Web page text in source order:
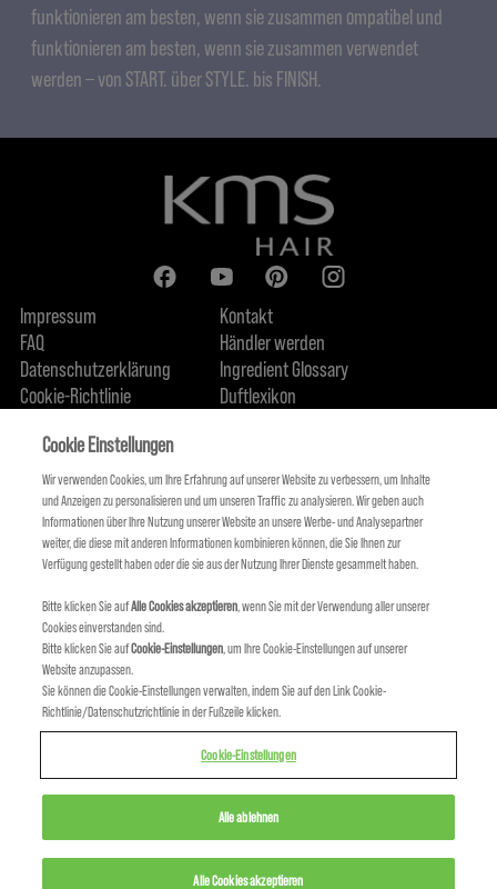
funktionieren am besten, wenn sie zusammen ompatibel und
funktionieren am besten, wenn sie zusammen verwendet
werden ‒ von START. über STYLE. bis FINISH.
Impressum
FAQ
Datenschutzerklärung
Cookie-Richtlinie
Kontakt
Händler werden
Ingredient Glossary
Duftlexikon
KMS IST TEIL VON
Cookie Einstellungen
Wir verwenden Cookies, um Ihre Erfahrung auf unserer Website zu verbessern, um Inhalte
und Anzeigen zu personalisieren und um unseren Traffic zu analysieren. Wir geben auch
Informationen über Ihre Nutzung unserer Website an unsere Werbe- und Analysepartner
weiter, die diese mit anderen Informationen kombinieren können, die Sie Ihnen zur
Verfügung gestellt haben oder die sie aus der Nutzung Ihrer Dienste gesammelt haben.
Bitte klicken Sie aufAlle Cookies akzeptieren, wenn Sie mit der Verwendung aller unserer
Cookies einverstanden sind.
Bitte klicken Sie aufCookie-Einstellungen, um Ihre Cookie-Einstellungen auf unserer
Website anzupassen.
Sie können die Cookie-Einstellungen verwalten, indem Sie auf den Link Cookie-
Richtlinie/Datenschutzrichtlinie in der Fußzeile klicken.
Cookie-Einstellungen
Alle ablehnen
Alle Cookies akzeptieren